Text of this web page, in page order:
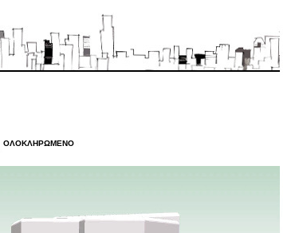
ΟΛΟΚΛΗΡΩΜΕΝΟ